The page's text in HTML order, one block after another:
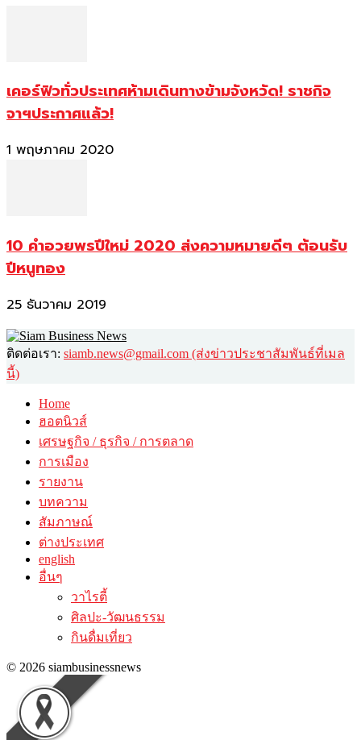
เคอร์ฟิวทั่วประเทศห้ามเดินทางข้ามจังหวัด! ราชกิจ
จาฯประกาศแล้ว!
1 พฤษภาคม 2020
10 คำอวยพรปีใหม่ 2020 ส่งความหมายดีๆ ต้อนรับ
ปีหนูทอง
25 ธันวาคม 2019
ติดต่อเรา: siamb.news@gmail.com (ส่งข่าวประชาสัมพันธ์ที่เมล
นี้)
Home
ฮอตนิวส์
เศรษฐกิจ / ธุรกิจ / การตลาด
การเมือง
รายงาน
บทความ
สัมภาษณ์
ต่างประเทศ
english
อื่นๆ
วาไรตี้
ศิลปะ-วัฒนธรรม
กินดื่มเที่ยว
© 2026 siambusinessnews